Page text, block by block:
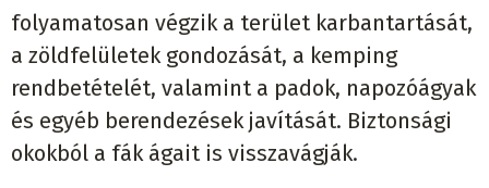
folyamatosan végzik a terület karbantartását,
a zöldfelületek gondozását, a kemping
rendbetételét, valamint a padok, napozóágyak
és egyéb berendezések javítását. Biztonsági
okokból a fák ágait is visszavágják.